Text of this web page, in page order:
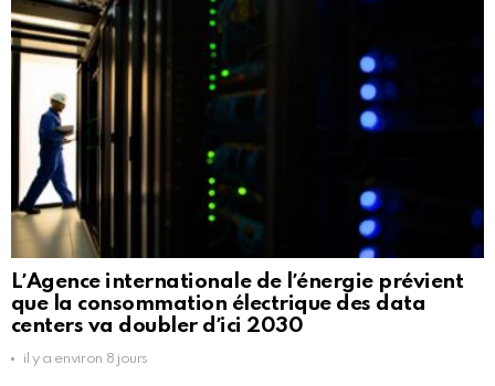
LʼAgence internationale de lʼénergie prévient
que la consommation électrique des data
centers va doubler dʼici 2030
il y a environ 8 jours